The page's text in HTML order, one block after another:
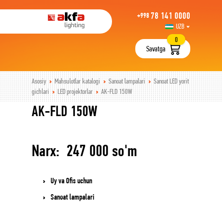
+998 78 141 0000
UZB
РУС
Savatga
0
Asosiy Mahsulotlar katalogi Sanoat lampalari
Sanoat LED yorit
gichlari
LED projektorlar AK-FLD 150W
AK-FLD 150W
Narx: 247 000 so'm
Uy va Ofis uchun
Sanoat lampalari